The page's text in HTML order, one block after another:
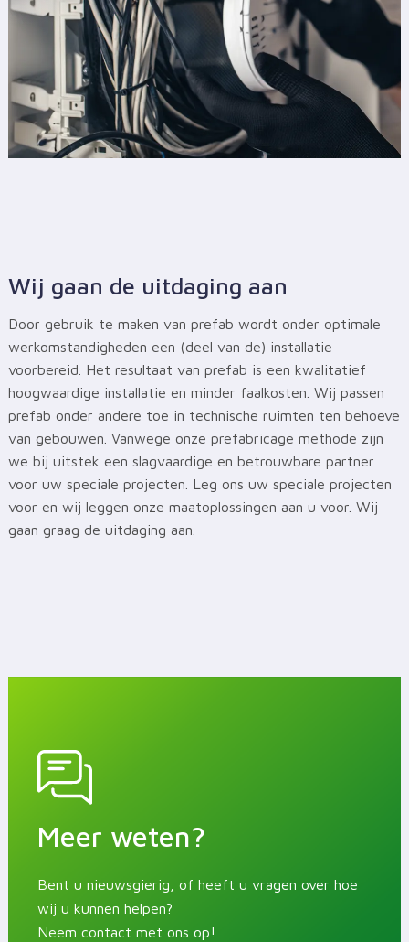
Wij gaan de uitdaging aan
Door gebruik te maken van prefab wordt onder optimale
werkomstandigheden een (deel van de) installatie
voorbereid. Het resultaat van prefab is een kwalitatief
hoogwaardige installatie en minder faalkosten. Wij passen
prefab onder andere toe in technische ruimten ten behoeve
van gebouwen. Vanwege onze prefabricage methode zijn
we bij uitstek een slagvaardige en betrouwbare partner
voor uw speciale projecten. Leg ons uw speciale projecten
voor en wij leggen onze maatoplossingen aan u voor. Wij
gaan graag de uitdaging aan.
Meer weten?
Bent u nieuwsgierig, of heeft u vragen over hoe
wij u kunnen helpen?
Neem contact met ons op!